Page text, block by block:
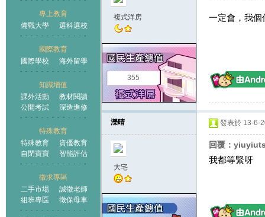
專上教育
備戰大學
選科選校
國際教育
國際學校
海外留學
知識增值
課外活動
教材閱讀
公開考試
深造進修
特殊教育
特殊教育
資優教育
自閉寶寶
智能評估
徵求專區
二手市場
誠徵老師
組班專區
徵保母車
複式洋房
355
一定會，我個
濼晴
大宅
發表於 13-6-
回覆：
我都等緊呀